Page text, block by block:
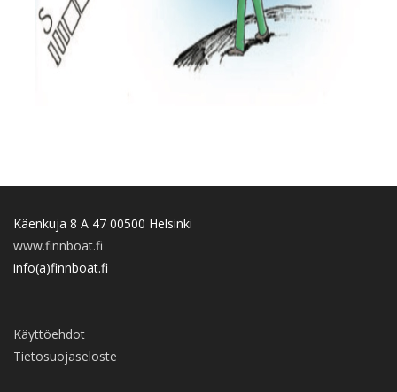
Käenkuja 8 A 47 00500 Helsinki
www.finnboat.fi
info(a)finnboat.fi
Käyttöehdot
Tietosuojaseloste